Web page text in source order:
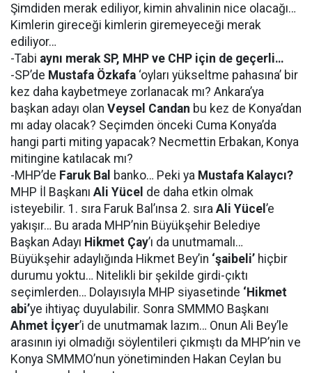
Şimdiden merak ediliyor, kimin ahvalinin nice olacağı…
Kimlerin gireceği kimlerin giremeyeceği merak
ediliyor…
-Tabi aynı merak SP, MHP ve CHP için de geçerli…
-SP’de Mustafa Özkafa ‘oyları yükseltme pahasına’ bir
kez daha kaybetmeye zorlanacak mı? Ankara’ya
başkan adayı olan Veysel Candan bu kez de Konya’dan
mı aday olacak? Seçimden önceki Cuma Konya’da
hangi parti miting yapacak? Necmettin Erbakan, Konya
mitingine katılacak mı?
-MHP’de Faruk Bal banko… Peki ya Mustafa Kalaycı?
MHP İl Başkanı Ali Yücel de daha etkin olmak
isteyebilir. 1. sıra Faruk Bal’ınsa 2. sıra Ali Yücel ’e
yakışır… Bu arada MHP’nin Büyükşehir Belediye
Başkan Adayı Hikmet Çay’ı da unutmamalı…
Büyükşehir adaylığında Hikmet Bey’in ‘şaibeli’ hiçbir
durumu yoktu… Nitelikli bir şekilde girdi-çıktı
seçimlerden… Dolayısıyla MHP siyasetinde ‘Hikmet
abi’ye ihtiyaç duyulabilir. Sonra SMMMO Başkanı
Ahmet İçyer’i de unutmamak lazım… Onun Ali Bey’le
arasının iyi olmadığı söylentileri çıkmıştı da MHP’nin ve
Konya SMMMO’nun yönetiminden Hakan Ceylan bu